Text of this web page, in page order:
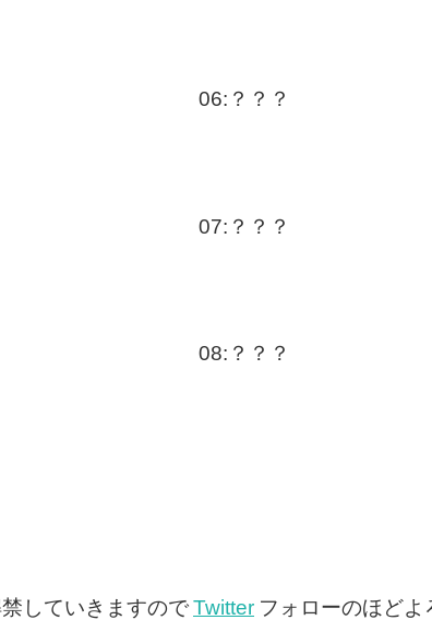
06:？？？
07:？？？
08:？？？
していきますのでTwitter フォローのほどよ